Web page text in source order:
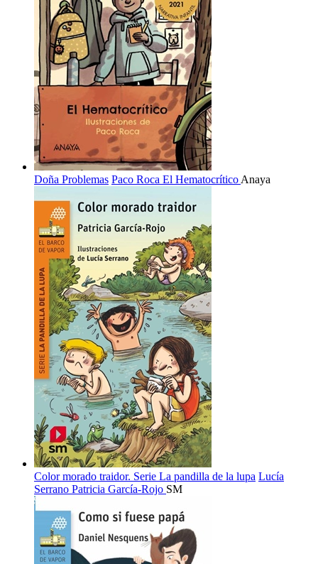
Doña Problemas Paco Roca El Hematocrítico Anaya
Color morado traidor. Serie La pandilla de la lupa Lucía
Serrano Patricia García-Rojo SM